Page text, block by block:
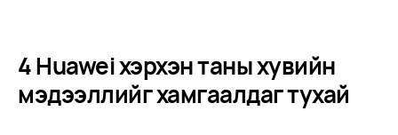
4 Huawei хэрхэн таны хувийн
мэдээллийг хамгаалдаг тухай